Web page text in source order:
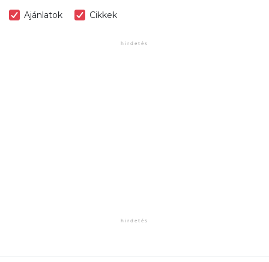
Ajánlatok Cikkek